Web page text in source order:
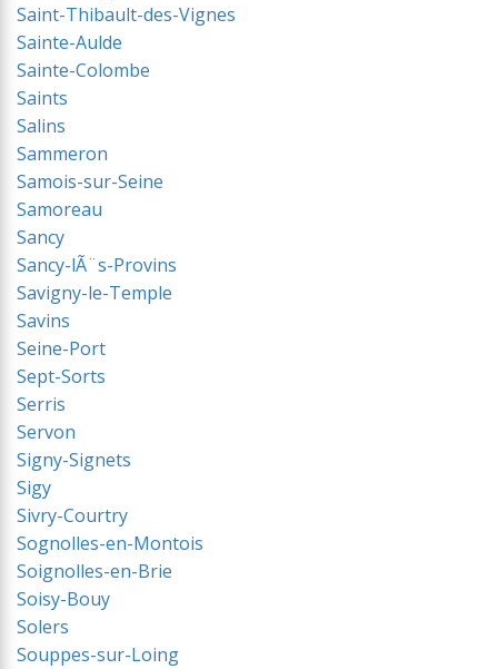
Saint-Thibault-des-Vignes
Sainte-Aulde
Sainte-Colombe
Saints
Salins
Sammeron
Samois-sur-Seine
Samoreau
Sancy
Sancy-lÃ¨s-Provins
Savigny-le-Temple
Savins
Seine-Port
Sept-Sorts
Serris
Servon
Signy-Signets
Sigy
Sivry-Courtry
Sognolles-en-Montois
Soignolles-en-Brie
Soisy-Bouy
Solers
Souppes-sur-Loing